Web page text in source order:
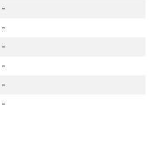
-
-
-
-
-
-